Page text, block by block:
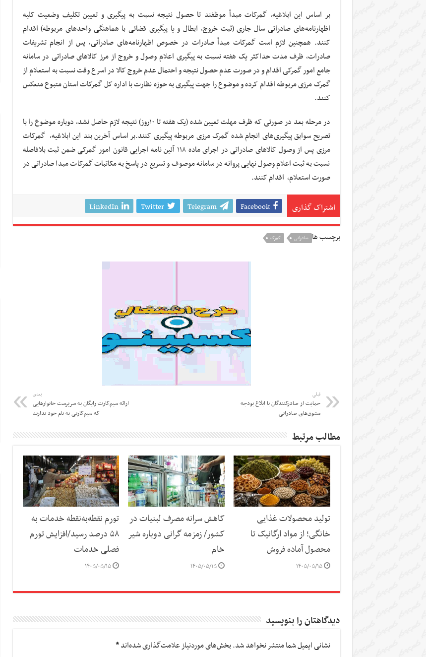
بر اساس این ابلاغیه، گمرکات مبدأ موظفند تا حصول نتیجه نسبت به پیگیری و تعیین تکلیف وضعیت کلیه
اظهارنامه‌های صادراتی سال جاری (ثبت خروج، ابطال و یا پیگیری قضائی با هماهنگی واحدهای مربوطه) اقدام
کنند. همچنین لازم است گمرکات مبدأ صادرات در خصوص اظهارنامه‌های صادراتی، پس از انجام تشریفات
صادرات، ظرف مدت حداکثر یک هفته نسبت به پیگیری اعلام وصول و خروج از مرز کالاهای صادراتی در سامانه
جامع امور گمرکی اقدام و در صورت عدم حصول نتیجه و احتمال عدم خروج کالا در اسرع وقت نسبت به استعلام از
گمرک مرزی مربوطه اقدام کرده و موضوع را جهت پیگیری به حوزه نظارت با اداره کل گمرکات استان متبوع منعکس
کنند.
در مرحله بعد در صورتی که ظرف مهلت تعیین شده (یک هفته تا ۱۰روز) نتیجه لازم حاصل نشد، دوباره موضوع را با
تصریح سوابق پیگیری‌های انجام شده گمرک مرزی مربوطه پیگیری کنند.بر اساس آخرین بند این ابلاغیه، گمرکات
مرزی پس از وصول کالاهای صادراتی در اجرای ماده ۱۱۸ آئین نامه اجرایی قانون امور گمرکی ضمن ثبت بلافاصله
نسبت به ثبت اعلام وصول نهایی پروانه در سامانه موصوف و تسریع در پاسخ به مکاتبات گمرکات مبدا صادراتی در
صورت استعلام، اقدام کنند.
اشتراک گذاری Facebook
Telegram
Twitter
LinkedIn
برچسب ها صادراتی گمرک
قبلی
حمایت از صادرکنندگان با ابلاغ بودجه
مشوق‌های صادراتی
بعدی
ارائه سیم‌کارت رایگان به سرپرست خانوارهایی
که سیم‌کارتی به نام خود ندارند
مطالب مرتبط
تولید محصولات غذایی
خانگی؛ از مواد ارگانیک تا
محصول آماده فروش
۱۴۰۵/۰۵/۱۵
کاهش سرانه مصرف لبنیات در
کشور/ زمزمه گرانی دوباره شیر
خام
۱۴۰۵/۰۵/۱۵
تورم نقطه‌به‌نقطه خدمات به
۵۸ درصد رسید/افزایش تورم
فصلی خدمات
۱۴۰۵/۰۵/۱۵
دیدگاهتان را بنویسید
نشانی ایمیل شما منتشر نخواهد شد.بخش‌های موردنیاز علامت‌گذاری شده‌اند*